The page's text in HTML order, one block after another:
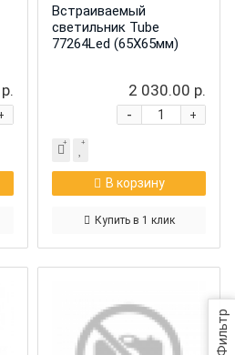
Фильтр
Встраиваемый
светильник Tube
77264Led (65Х65мм)
2 030.00 р.
+
-
В корзину
Купить в 1 клик